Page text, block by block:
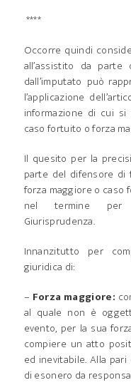
****
Occorre quindi
all’assistito da
dall’imputato può
l’applicazione
informazione di cui
caso fortuito o forza
Il quesito per la
parte del difensore di
forza maggiore o
nel termine per
Giurisprudenza.
Innanzitutto per
giuridica di:
– Forza maggiore:
al quale non è
evento, per la sua
compiere un atto
ed inevitabile. Alla
di esonero da